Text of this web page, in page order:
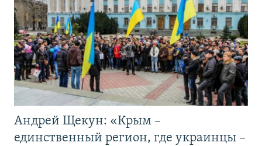
Андрей Щекун: «Крым –
единственный регион, где украинцы –